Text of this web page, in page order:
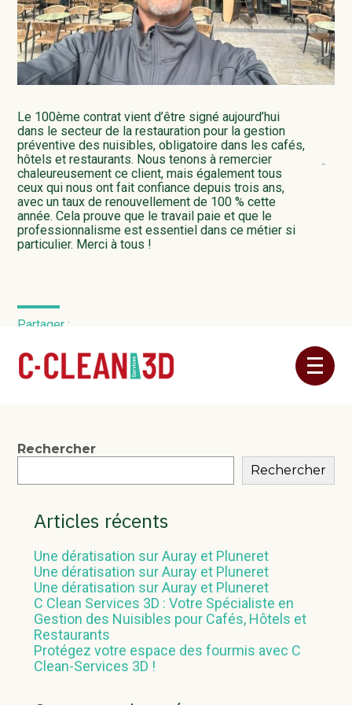
Aller
Le 100ème contrat vient d’être signé aujourd’hui
dans le secteur de la restauration pour la gestion
préventive des nuisibles, obligatoire dans les cafés,
hôtels et restaurants. Nous tenons à remercier
chaleureusement ce client, mais également tous
ceux qui nous ont fait confiance depuis trois ans,
avec un taux de renouvellement de 100 % cette
année. Cela prouve que le travail paie et que le
professionnalisme est essentiel dans ce métier si
particulier. Merci à tous !
Partager :
FaceBook
TwitterLinkedIn
Blog
sidebar
Rechercher
Rechercher
Articles récents
Une dératisation sur Auray et Pluneret
Une dératisation sur Auray et Pluneret
Une dératisation sur Auray et Pluneret
C Clean Services 3D : Votre Spécialiste en
Gestion des Nuisibles pour Cafés, Hôtels et
Restaurants
Protégez votre espace des fourmis avec C
Clean-Services 3D !